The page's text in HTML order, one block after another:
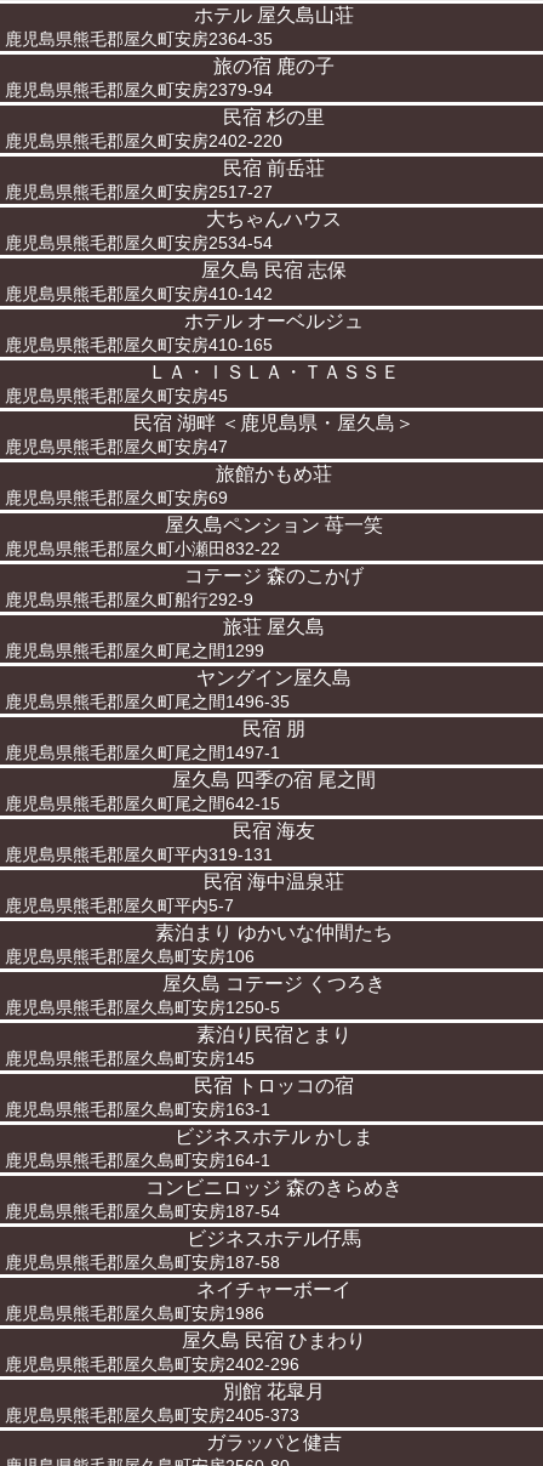
ホテル 屋久島山荘
鹿児島県熊毛郡屋久町安房2364-35
旅の宿 鹿の子
鹿児島県熊毛郡屋久町安房2379-94
民宿 杉の里
鹿児島県熊毛郡屋久町安房2402-220
民宿 前岳荘
鹿児島県熊毛郡屋久町安房2517-27
大ちゃんハウス
鹿児島県熊毛郡屋久町安房2534-54
屋久島 民宿 志保
鹿児島県熊毛郡屋久町安房410-142
ホテル オーベルジュ
鹿児島県熊毛郡屋久町安房410-165
ＬＡ・ＩＳＬＡ・ＴＡＳＳＥ
鹿児島県熊毛郡屋久町安房45
民宿 湖畔 ＜鹿児島県・屋久島＞
鹿児島県熊毛郡屋久町安房47
旅館かもめ荘
鹿児島県熊毛郡屋久町安房69
屋久島ペンション 苺一笑
鹿児島県熊毛郡屋久町小瀬田832-22
コテージ 森のこかげ
鹿児島県熊毛郡屋久町船行292-9
旅荘 屋久島
鹿児島県熊毛郡屋久町尾之間1299
ヤングイン屋久島
鹿児島県熊毛郡屋久町尾之間1496-35
民宿 朋
鹿児島県熊毛郡屋久町尾之間1497-1
屋久島 四季の宿 尾之間
鹿児島県熊毛郡屋久町尾之間642-15
民宿 海友
鹿児島県熊毛郡屋久町平内319-131
民宿 海中温泉荘
鹿児島県熊毛郡屋久町平内5-7
素泊まり ゆかいな仲間たち
鹿児島県熊毛郡屋久島町安房106
屋久島 コテージ くつろき
鹿児島県熊毛郡屋久島町安房1250-5
素泊り民宿とまり
鹿児島県熊毛郡屋久島町安房145
民宿 トロッコの宿
鹿児島県熊毛郡屋久島町安房163-1
ビジネスホテル かしま
鹿児島県熊毛郡屋久島町安房164-1
コンビニロッジ 森のきらめき
鹿児島県熊毛郡屋久島町安房187-54
ビジネスホテル仔馬
鹿児島県熊毛郡屋久島町安房187-58
ネイチャーボーイ
鹿児島県熊毛郡屋久島町安房1986
屋久島 民宿 ひまわり
鹿児島県熊毛郡屋久島町安房2402-296
別館 花皐月
鹿児島県熊毛郡屋久島町安房2405-373
ガラッパと健吉